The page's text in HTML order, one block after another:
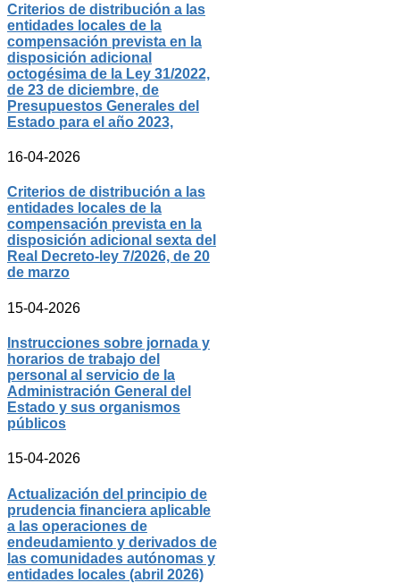
Criterios de distribución a las
entidades locales de la
compensación prevista en la
disposición adicional
octogésima de la Ley 31/2022,
de 23 de diciembre, de
Presupuestos Generales del
Estado para el año 2023,
16-04-2026
Criterios de distribución a las
entidades locales de la
compensación prevista en la
disposición adicional sexta del
Real Decreto-ley 7/2026, de 20
de marzo
15-04-2026
Instrucciones sobre jornada y
horarios de trabajo del
personal al servicio de la
Administración General del
Estado y sus organismos
públicos
15-04-2026
Actualización del principio de
prudencia financiera aplicable
a las operaciones de
endeudamiento y derivados de
las comunidades autónomas y
entidades locales (abril 2026)